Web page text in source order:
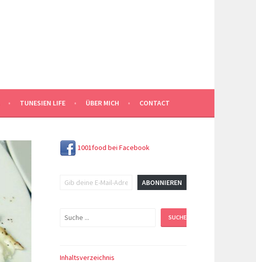
TUNESIEN LIFE ÜBER MICH CONTACT
1001food bei Facebook
ABONNIEREN
Suchen SUCHEN
Inhaltsverzeichnis